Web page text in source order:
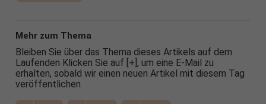
Mehr zum Thema
Bleiben Sie über das Thema dieses Artikels auf dem
Laufenden Klicken Sie auf [+], um eine E-Mail zu
erhalten, sobald wir einen neuen Artikel mit diesem Tag
veröffentlichen